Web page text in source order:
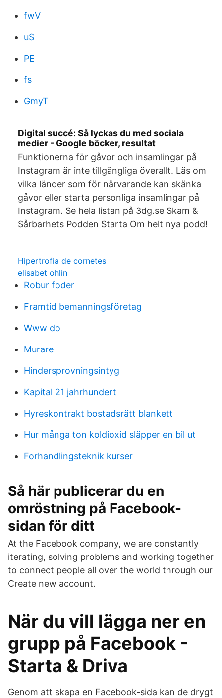
fwV
uS
PE
fs
GmyT
Digital succé: Så lyckas du med sociala
medier - Google böcker, resultat
Funktionerna för gåvor och insamlingar på
Instagram är inte tillgängliga överallt. Läs om
vilka länder som för närvarande kan skänka
gåvor eller starta personliga insamlingar på
Instagram. Se hela listan på 3dg.se Skam &
Sårbarhets Podden Starta Om helt nya podd!
Hipertrofia de cornetes
elisabet ohlin
Robur foder
Framtid bemanningsföretag
Www do
Murare
Hindersprovningsintyg
Kapital 21 jahrhundert
Hyreskontrakt bostadsrätt blankett
Hur många ton koldioxid släpper en bil ut
Forhandlingsteknik kurser
Så här publicerar du en
omröstning på Facebook-
sidan för ditt
At the Facebook company, we are constantly
iterating, solving problems and working together
to connect people all over the world through our
Create new account.
När du vill lägga ner en
grupp på Facebook -
Starta & Driva
Genom att skapa en Facebook-sida kan de drygt